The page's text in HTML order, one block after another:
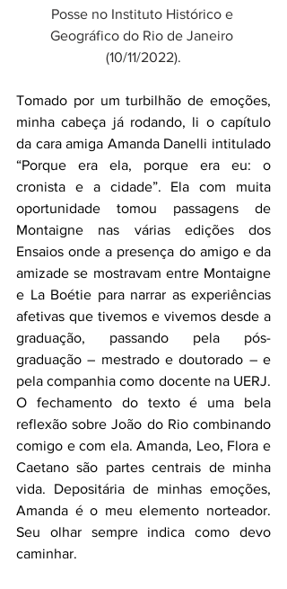
Posse no Instituto Histórico e
Geográfico do Rio de Janeiro
(10/11/2022).
Tomado por um turbilhão de emoções,
minha cabeça já rodando, li o capítulo
da cara amiga Amanda Danelli intitulado
“Porque era ela, porque era eu: o
cronista e a cidade”. Ela com muita
oportunidade tomou passagens de
Montaigne nas várias edições dos
Ensaios onde a presença do amigo e da
amizade se mostravam entre Montaigne
e La Boétie para narrar as experiências
afetivas que tivemos e vivemos desde a
graduação, passando pela pós-
graduação – mestrado e doutorado – e
pela companhia como docente na UERJ.
O fechamento do texto é uma bela
reflexão sobre João do Rio combinando
comigo e com ela. Amanda, Leo, Flora e
Caetano são partes centrais de minha
vida. Depositária de minhas emoções,
Amanda é o meu elemento norteador.
Seu olhar sempre indica como devo
caminhar.